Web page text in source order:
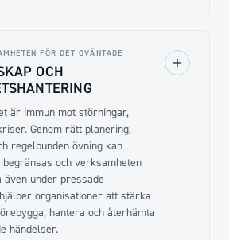
FÖR DET OVÄNTADE
OCH
är immun mot störningar,
Genom rätt planering,
regelbunden övning kan
och verksamheten
under pressade
organisationer att stärka
hantera och återhämta
händelser.